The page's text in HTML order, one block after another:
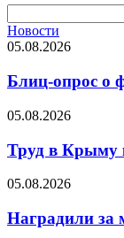
Новости
05.08.2026
Блиц-опрос о
05.08.2026
Труд в Крыму
05.08.2026
Наградили за